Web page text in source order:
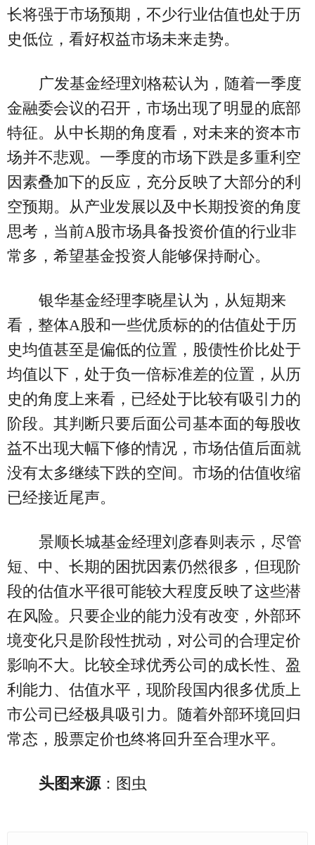
长将强于市场预期，不少行业估值也处于历
史低位，看好权益市场未来走势。
广发基金经理刘格菘认为，随着一季度
金融委会议的召开，市场出现了明显的底部
特征。从中长期的角度看，对未来的资本市
场并不悲观。一季度的市场下跌是多重利空
因素叠加下的反应，充分反映了大部分的利
空预期。从产业发展以及中长期投资的角度
思考，当前A股市场具备投资价值的行业非
常多，希望基金投资人能够保持耐心。
银华基金经理李晓星认为，从短期来
看，整体A股和一些优质标的的估值处于历
史均值甚至是偏低的位置，股债性价比处于
均值以下，处于负一倍标准差的位置，从历
史的角度上来看，已经处于比较有吸引力的
阶段。其判断只要后面公司基本面的每股收
益不出现大幅下修的情况，市场估值后面就
没有太多继续下跌的空间。市场的估值收缩
已经接近尾声。
景顺长城基金经理刘彦春则表示，尽管
短、中、长期的困扰因素仍然很多，但现阶
段的估值水平很可能较大程度反映了这些潜
在风险。只要企业的能力没有改变，外部环
境变化只是阶段性扰动，对公司的合理定价
影响不大。比较全球优秀公司的成长性、盈
利能力、估值水平，现阶段国内很多优质上
市公司已经极具吸引力。随着外部环境回归
常态，股票定价也终将回升至合理水平。
头图来源：图虫